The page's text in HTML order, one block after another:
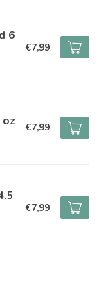
6
€7,99
oz €7,99
€7,99